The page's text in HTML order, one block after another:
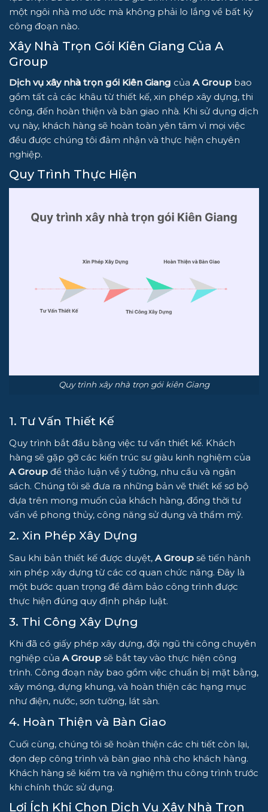
một ngôi nhà mơ ước mà không phải lo lắng về bất kỳ
công đoạn nào.
Xây Nhà Trọn Gói Kiên Giang Của A
Group
Dịch vụ xây nhà trọn gói Kiên Giang của A Group bao
gồm tất cả các khâu từ thiết kế, xin phép xây dựng, thi
công, đến hoàn thiện và bàn giao nhà. Khi sử dụng dịch
vụ này, khách hàng sẽ hoàn toàn yên tâm vì mọi việc
đều được chúng tôi đảm nhận và thực hiện chuyên
nghiệp.
Quy Trình Thực Hiện
Quy trình xây nhà trọn gói kiên Giang
1. Tư Vấn Thiết Kế
Quy trình bắt đầu bằng việc tư vấn thiết kế. Khách
hàng sẽ gặp gỡ các kiến trúc sư giàu kinh nghiệm của
A Group để thảo luận về ý tưởng, nhu cầu và ngân
sách. Chúng tôi sẽ đưa ra những bản vẽ thiết kế sơ bộ
dựa trên mong muốn của khách hàng, đồng thời tư
vấn về phong thủy, công năng sử dụng và thẩm mỹ.
2. Xin Phép Xây Dựng
Sau khi bản thiết kế được duyệt, A Group sẽ tiến hành
xin phép xây dựng từ các cơ quan chức năng. Đây là
một bước quan trọng để đảm bảo công trình được
thực hiện đúng quy định pháp luật.
3. Thi Công Xây Dựng
Khi đã có giấy phép xây dựng, đội ngũ thi công chuyên
nghiệp của A Group sẽ bắt tay vào thực hiện công
trình. Công đoạn này bao gồm việc chuẩn bị mặt bằng,
xây móng, dựng khung, và hoàn thiện các hạng mục
như điện, nước, sơn tường, lát sàn.
4. Hoàn Thiện và Bàn Giao
Cuối cùng, chúng tôi sẽ hoàn thiện các chi tiết còn lại,
dọn dẹp công trình và bàn giao nhà cho khách hàng.
Khách hàng sẽ kiểm tra và nghiệm thu công trình trước
khi chính thức sử dụng.
Lợi Ích Khi Chọn Dịch Vụ Xây Nhà Trọn